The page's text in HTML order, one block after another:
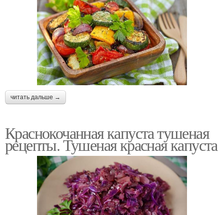
читать дальше →
Краснокочанная капуста тушеная
рецепты. Тушеная красная капуста